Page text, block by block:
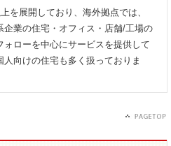
を展開しており、海外拠点では、
企業の住宅・オフィス・店舗/工場の
ォローを中心にサービスを提供して
向けの住宅も多く扱っておりま